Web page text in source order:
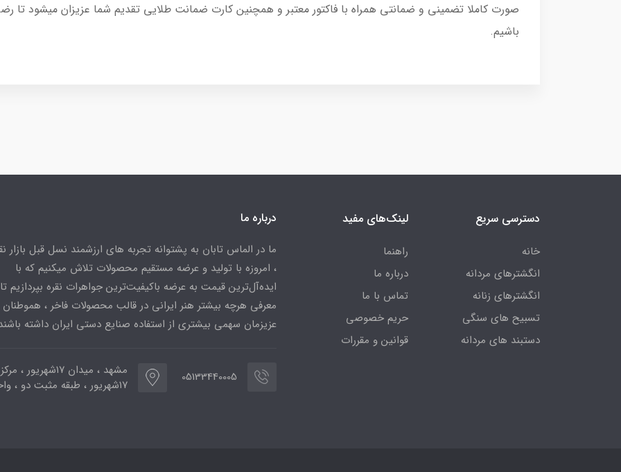
صورت کاملا تضمینی و ضمانتی همراه با فاکتور معتبر و همچنین کارت ضمانت طلایی تقدیم شما عزیزان میشود تا
باشیم.
دسترسی سریع
خانه
انگشترهای مردانه
انگشترهای زنانه
تسبیح های سنگی
دستبند های مردانه
لینک‌های مفید
راهنما
درباره ما
تماس با ما
حریم خصوصی
قوانین و مقررات
درباره ما
ما در الماس تابان به پشتوانه تجربه های ارزشمند نسل قبل بازار
، امروزه با تولید و عرضه مستقیم محصولات تلاش میکنیم که با
ایده‌آل‌ترین قیمت به عرضه باکیفیت‌ترین جواهرات نقره بپردازیم تا
معرفی هرچه بیشتر هنر ایرانی در قالب محصولات فاخر ، هموطنان
عزیزمان سهمی بیشتری از استفاده صنایع دستی ایران داشته
05133440005
مشهد ، میدان ۱۷شهریور
۱۷شهریور ، طبقه مثبت دو ، واحد ۷۷۳